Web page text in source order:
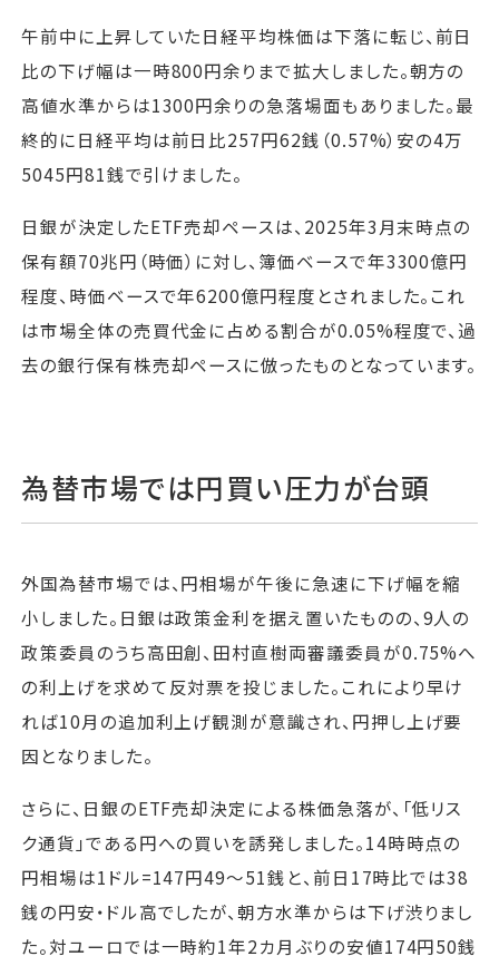
午前中に上昇していた日経平均株価は下落に転じ、前日
比の下げ幅は一時800円余りまで拡大しました。朝方の
高値水準からは1300円余りの急落場面もありました。最
終的に日経平均は前日比257円62銭（0.57%）安の4万
5045円81銭で引けました。
日銀が決定したETF売却ペースは、2025年3月末時点の
保有額70兆円（時価）に対し、簿価ベースで年3300億円
程度、時価ベースで年6200億円程度とされました。これ
は市場全体の売買代金に占める割合が0.05%程度で、過
去の銀行保有株売却ペースに倣ったものとなっています。
為替市場では円買い圧力が台頭
外国為替市場では、円相場が午後に急速に下げ幅を縮
小しました。日銀は政策金利を据え置いたものの、9人の
政策委員のうち高田創、田村直樹両審議委員が0.75%へ
の利上げを求めて反対票を投じました。これにより早け
れば10月の追加利上げ観測が意識され、円押し上げ要
因となりました。
さらに、日銀のETF売却決定による株価急落が、「低リス
ク通貨」である円への買いを誘発しました。14時時点の
円相場は1ドル=147円49～51銭と、前日17時比では38
銭の円安・ドル高でしたが、朝方水準からは下げ渋りまし
た。対ユーロでは一時約1年2カ月ぶりの安値174円50銭